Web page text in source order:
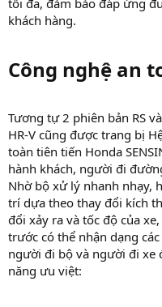
khách hàng.
Công nghệ an
Tương tự 2 phiên bản RS
HR-V cũng được trang bị
toàn tiên tiến Honda
hành khách, người đi
Nhờ bộ xử lý nhanh nhạy,
trí dựa theo thay đổi kích
đổi xảy ra và tốc độ của
trước có thể nhận dạng
người đi bộ và người đi xe
năng ưu việt: